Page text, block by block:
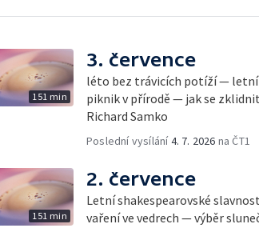
151 min
3. července
léto bez trávicích potíží — letní
piknik v přírodě — jak se
Richard Samko
Poslední vysílání4. 7. 2026 na ČT1
151 min
2. července
Letní shakespearovské
vaření ve vedrech — výběr